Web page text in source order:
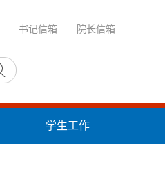
书记信箱 院长信箱
学生工作